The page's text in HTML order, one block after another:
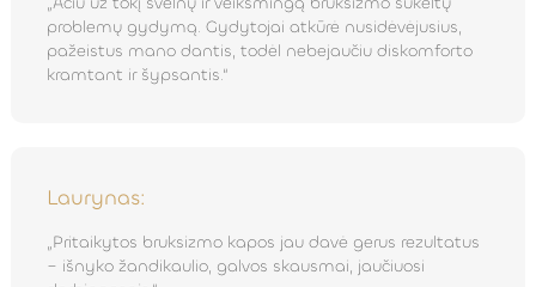
problemų gydymą. Gydytojai atkūrė nusidėvėjusius,
pažeistus mano dantis, todėl nebejaučiu diskomforto
kramtant ir šypsantis.“
Laurynas:
„Pritaikytos bruksizmo kapos jau davė gerus rezultatus
– išnyko žandikaulio, galvos skausmai, jaučiuosi